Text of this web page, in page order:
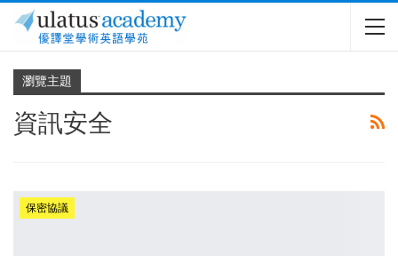
瀏覽主題
資訊安全
保密協議